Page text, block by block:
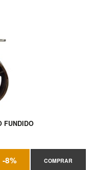
FUNDIDO
-8% COMPRAR